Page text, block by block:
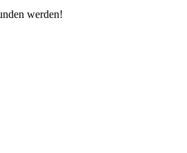
werden!